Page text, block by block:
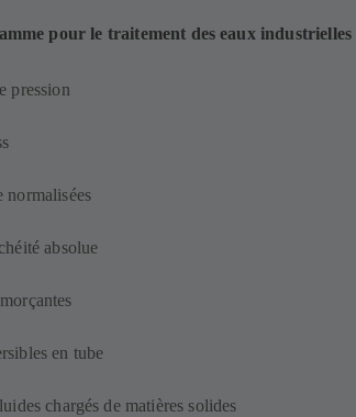
pour le traitement des eaux industrielles
pression
normalisées
absolue
en tube
chargés de matières solides